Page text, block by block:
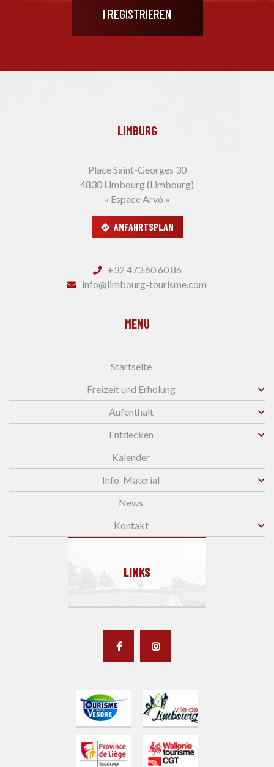
LIMBURG
Place Saint-Georges 30
4830 Limbourg (Limbourg)
« Espace Arvô »
ANFAHRTSPLAN
+32 473 60 60 86
info@limbourg-tourisme.com
MENU
Startseite
Freizeit und Erholung
Aufenthalt
Entdecken
Kalender
Info-Material
News
Kontakt
LINKS